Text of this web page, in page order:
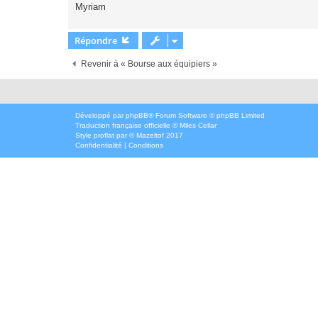
Myriam
Répondre
Revenir à « Bourse aux équipiers »
Développé par phpBB® Forum Software © phpBB Limited
Traduction française officielle ©Miles Cellar
Style proflat par ©Mazeltof 2017
Confidentialité | Conditions